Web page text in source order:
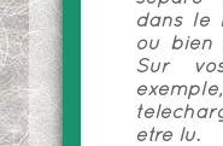
dans le
ou bien
Sur
être lu.